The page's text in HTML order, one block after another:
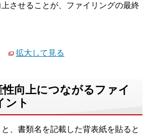
させることが、ファイリングの最終
拡大して見る
性向上につながるファイ
ント
、書類名を記載した背表紙を貼ると